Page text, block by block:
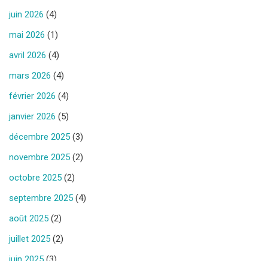
juin 2026 (4)
mai 2026 (1)
avril 2026 (4)
mars 2026 (4)
février 2026 (4)
janvier 2026 (5)
décembre 2025 (3)
novembre 2025 (2)
octobre 2025 (2)
septembre 2025 (4)
août 2025 (2)
juillet 2025 (2)